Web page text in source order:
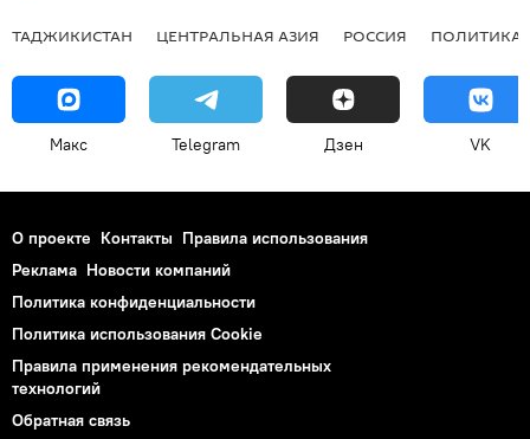
ТАДЖИКИСТАН ЦЕНТРАЛЬНАЯ АЗИЯ РОССИЯ ПОЛИТИКА
Макс Telegram Дзен VK
О проекте Контакты Правила использования
Реклама Новости компаний
Политика конфиденциальности
Политика использования Cookie
Правила применения рекомендательных
технологий
Обратная связь